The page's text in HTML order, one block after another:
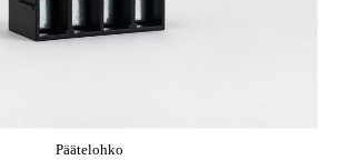
Päätelohko